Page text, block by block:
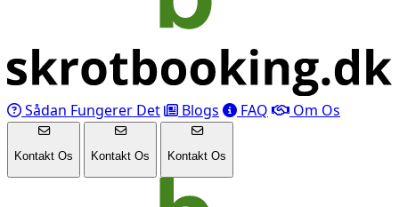
Sådan Fungerer Det Blogs FAQ Om Os
Kontakt Os Kontakt Os Kontakt Os